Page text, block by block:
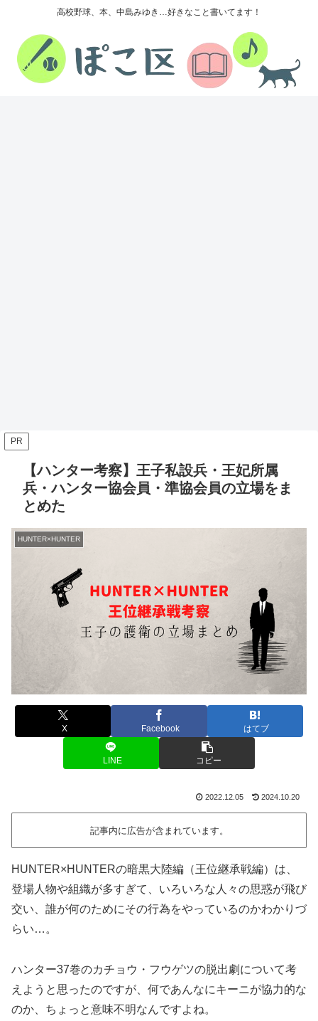
高校野球、本、中島みゆき…好きなこと書いてます！
PR
【ハンター考察】王子私設兵・王妃所属
兵・ハンター協会員・準協会員の立場をま
とめた
HUNTER×HUNTER
X Facebook はてブ
LINE コピー
2022.12.05 2024.10.20
記事内に広告が含まれています。
HUNTER×HUNTERの暗黒大陸編（王位継承戦編）は、
登場人物や組織が多すぎて、いろいろな人々の思惑が飛び
交い、誰が何のためにその行為をやっているのかわかりづ
らい…。
ハンター37巻のカチョウ・フウゲツの脱出劇について考
えようと思ったのですが、何であんなにキーニが協力的な
のか、ちょっと意味不明なんですよね。